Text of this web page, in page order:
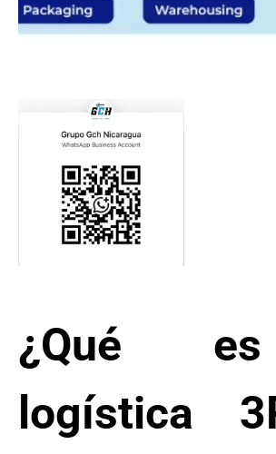
¿Qué
logística